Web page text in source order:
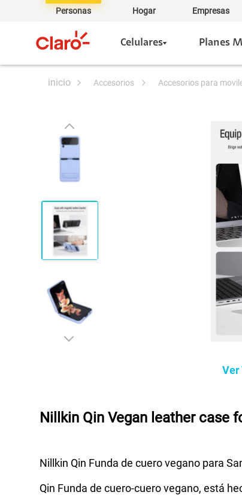
Personas Hogar Empresas
Celulares Planes
accesorios accesorios para
Ver
Nillkin Qin Vegan leather case
Nillkin Qin Funda de cuero vegano para
Qin Funda de cuero-cuero vegano, está